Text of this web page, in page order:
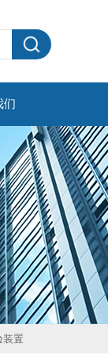
们
装置